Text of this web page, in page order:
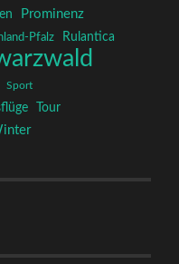
Prominenz
Pfalz Rulantica
Sport
Tour